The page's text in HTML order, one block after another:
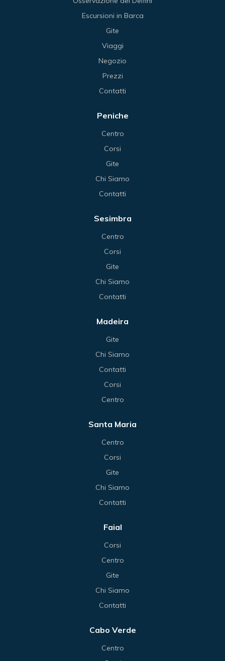
Escursioni in Barca
Gite
Viaggi
Negozio
Prezzi
Contatti
Peniche
Centro
Corsi
Gite
Chi Siamo
Contatti
Sesimbra
Centro
Corsi
Gite
Chi Siamo
Contatti
Madeira
Gite
Chi Siamo
Contatti
Corsi
Centro
Santa Maria
Centro
Corsi
Gite
Chi Siamo
Contatti
Faial
Corsi
Centro
Gite
Chi Siamo
Contatti
Cabo Verde
Centro